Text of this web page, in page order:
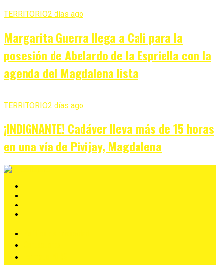
TERRITORIO2 días ago
Margarita Guerra llega a Cali para la
posesión de Abelardo de la Espriella con la
agenda del Magdalena lista
TERRITORIO2 días ago
¡INDIGNANTE! Cadáver lleva más de 15 horas
en una vía de Pivijay, Magdalena